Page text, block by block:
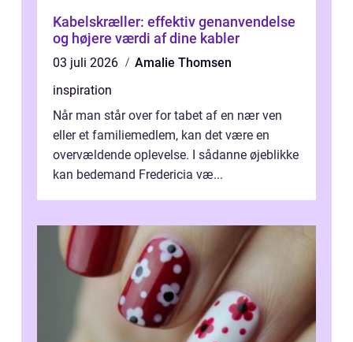
Kabelskræller: effektiv genanvendelse
og højere værdi af dine kabler
03 juli 2026
Amalie Thomsen
inspiration
Når man står over for tabet af en nær ven
eller et familiemedlem, kan det være en
overvældende oplevelse. I sådanne øjeblikke
kan bedemand Fredericia væ...